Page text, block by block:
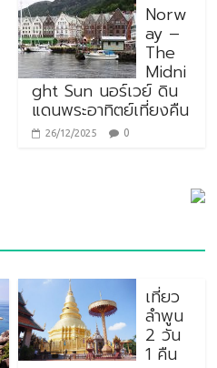
Norw
ay –
The
Midni
ght Sun นอร์เวย์ ดิน
แดนพระอาทิตย์เที่ยงคืน
26/12/2025 0
เที่ยว
ลำพูน
2 วัน
1 คืน